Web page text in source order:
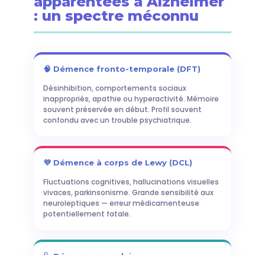
: un spectre méconnu
🧠 Démence fronto-temporale (DFT)
Désinhibition, comportements sociaux
inappropriés, apathie ou hyperactivité. Mémoire
souvent préservée en début. Profil souvent
confondu avec un trouble psychiatrique.
💜 Démence à corps de Lewy (DCL)
Fluctuations cognitives, hallucinations visuelles
vivaces, parkinsonisme. Grande sensibilité aux
neuroleptiques — erreur médicamenteuse
potentiellement fatale.